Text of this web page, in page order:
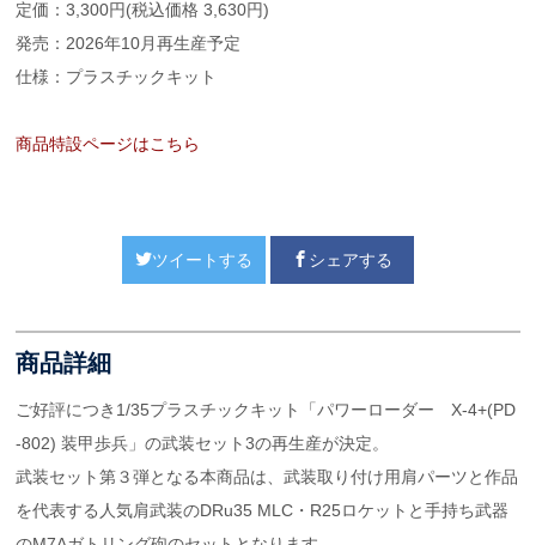
定価：3,300円(税込価格 3,630円)
発売：2026年10月再生産予定
仕様：プラスチックキット
商品特設ページはこちら
ツイートする シェアする
商品詳細
ご好評につき1/35プラスチックキット「パワーローダー X-4+(PD
-802) 装甲歩兵」の武装セット3の再生産が決定。
武装セット第３弾となる本商品は、武装取り付け用肩パーツと作品
を代表する人気肩武装のDRu35 MLC・R25ロケットと手持ち武器